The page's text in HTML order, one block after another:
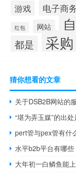
游戏 电子商
红包 网站
都是 采购
猜你想看的文章
关于DSB2B网站的
“堪为弄玉媒”的出处
pert管与pex管有什
水平b2b平台有哪些
大年初一白鳞鱼能